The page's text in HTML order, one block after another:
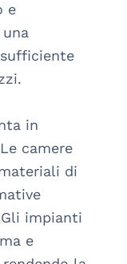
e
in
camere
di
impianti
e